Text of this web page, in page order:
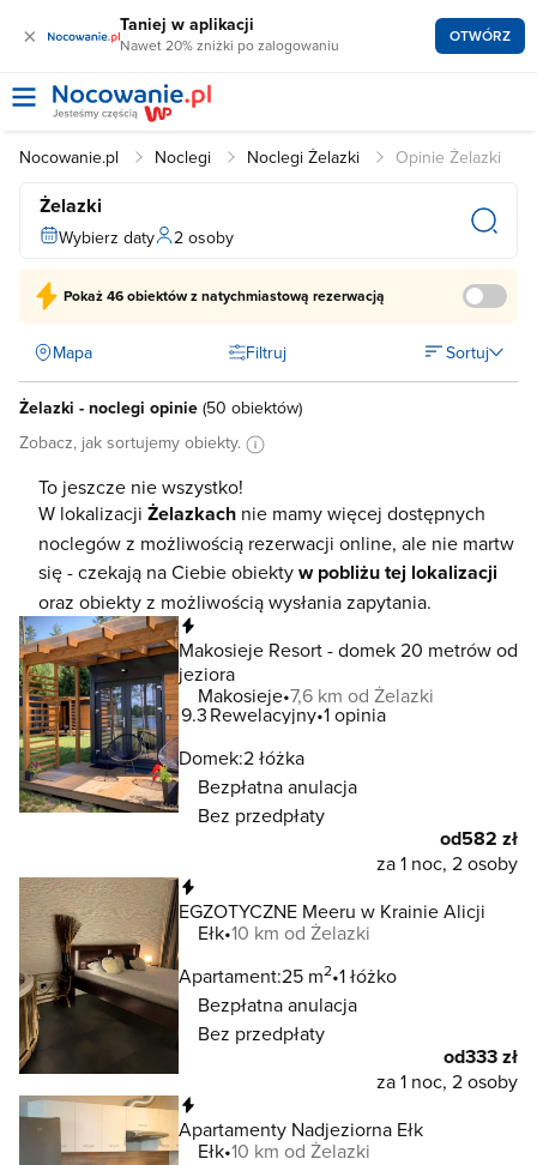
× Taniej w aplikacji
Nawet 20% zniżki po zalogowaniu OTWÓRZ
Nocowanie.pl Noclegi Noclegi Żelazki Opinie Żelazki
Żelazki
Wybierz daty 2 osoby
Pokaż46 obiektówz natychmiastową rezerwacją
Mapa Filtruj Sortuj
Żelazki - noclegi opinie (50 obiektów)
Zobacz, jak sortujemy obiekty.
To jeszcze nie wszystko!
W lokalizacji Żelazkach nie mamy więcej dostępnych
noclegów z możliwością rezerwacji online, ale nie martw
się - czekają na Ciebie obiektyw pobliżu tej lokalizacji
oraz obiekty z możliwością wysłania zapytania.
Makosieje Resort - domek 20 metrów od
jeziora
Makosieje 7,6 km od Żelazki
9.3Rewelacyjny 1 opinia
Domek:2 łóżka
Bezpłatna anulacja
Bez przedpłaty
od582 zł
za 1 noc, 2 osoby
EGZOTYCZNE Meeru w Krainie Alicji
Ełk 10 km od Żelazki
Apartament:25 m2 1 łóżko
Bezpłatna anulacja
Bez przedpłaty
od333 zł
za 1 noc, 2 osoby
Apartamenty Nadjeziorna Ełk
Ełk 10 km od Żelazki